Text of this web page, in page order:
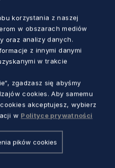
nie było.
powiat na
korzystania z naszej
w obszarach mediów
oraz analizy danych.
z innymi danymi
w trakcie
zgadzasz się abyśmy
cookies. Aby samemu
akceptujesz, wybierz
w Polityce prywatności
pików cookies